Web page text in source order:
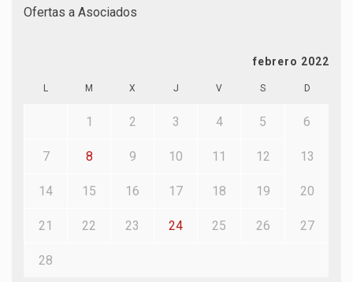
Ofertas a Asociados
febrero 2022
L M X J V S D
1 2 3 4 5 6
7 8 9 10 11 12 13
14 15 16 17 18 19 20
21 22 23 24 25 26 27
28